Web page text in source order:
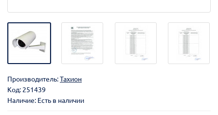
Производитель:Тахион
Код: 251439
Наличие: Есть в наличии